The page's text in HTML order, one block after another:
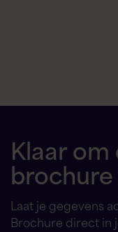
Klaar
Laat je gegevens
Brochure direct in